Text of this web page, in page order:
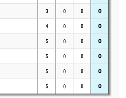
3 0 0 0
4 0 0 0
5 0 0 0
5 0 0 0
5 0 0 0
5 0 0 0